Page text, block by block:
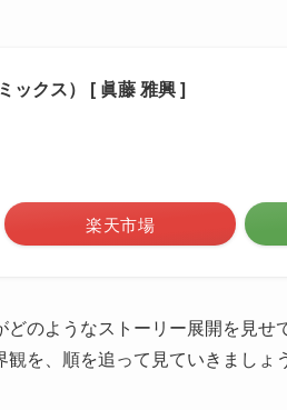
ックス） [ 眞藤 雅興 ]
楽天市場
のようなストーリー展開を見せ
を、順を追って見ていきましょう